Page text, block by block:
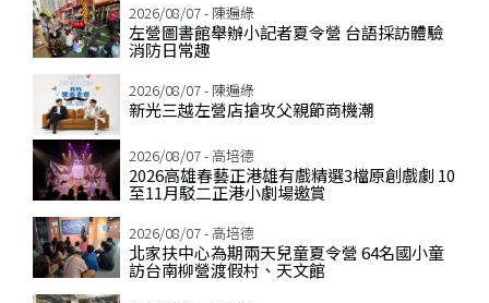
2026/08/07 - 陳遍綠
左營圖書館舉辦小記者夏令營 台語採訪體驗
消防日常趣
2026/08/07 - 陳遍綠
新光三越左營店搶攻父親節商機潮
2026/08/07 - 高培德
2026高雄春藝正港雄有戲精選3檔原創戲劇 10
至11月駁二正港小劇場邀賞
2026/08/07 - 高培德
北家扶中心為期兩天兒童夏令營 64名國小童
訪台南柳營渡假村、天文館